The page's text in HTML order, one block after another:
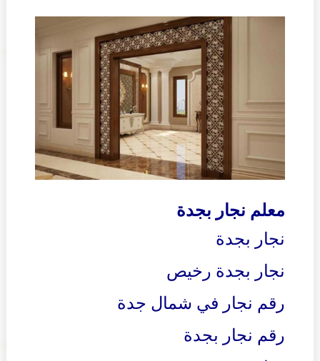
معلم نجار بجدة
نجار بجدة
نجار بجدة رخيص
رقم نجار في شمال جدة
رقم نجار بجدة